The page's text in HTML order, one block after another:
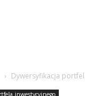
Dywersyfikacja
inwestycyjnego